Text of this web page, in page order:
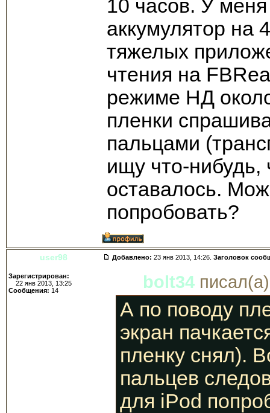
10 часов. У
аккумулятор на
тяжелых
чтения на
режиме НД
пленки
пальцами
ищу что-нибудь,
оставалось.
попробовать?
user98 Добавлено: 23 янв 2013, 14:26. Заголовок
Зарегистрирован:
22 янв 2013, 13:25
Сообщения: 14 bolt34
А по поводу
экран
пленку снял).
пальцев
для iPod